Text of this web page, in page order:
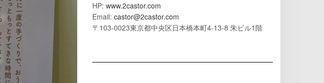
HP: www.2castor.com
Email: castor@2castor.com
〒103-0023東京都中央区日本橋本町4-13-8 朱ビル1階